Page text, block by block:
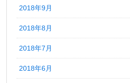
2018年9月
2018年8月
2018年7月
2018年6月